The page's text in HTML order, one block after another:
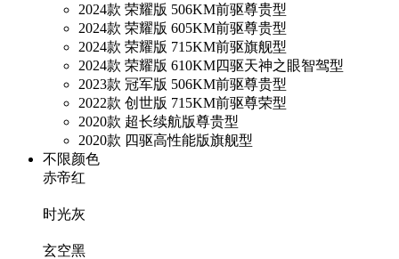
2024款 荣耀版 506KM前驱尊贵型
2024款 荣耀版 605KM前驱尊贵型
2024款 荣耀版 715KM前驱旗舰型
2024款 荣耀版 610KM四驱天神之眼智驾型
2023款 冠军版 506KM前驱尊贵型
2022款 创世版 715KM前驱尊荣型
2020款 超长续航版尊贵型
2020款 四驱高性能版旗舰型
不限颜色
赤帝红
时光灰
玄空黑